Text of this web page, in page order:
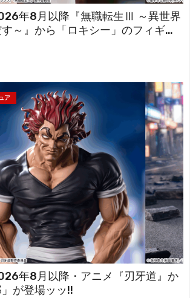
年8月以降『無職転生Ⅲ ～異世界
～』から「ロキシー」のフィギュ
ア
年8月以降・アニメ『刃牙道』か
が登場ッッ!!